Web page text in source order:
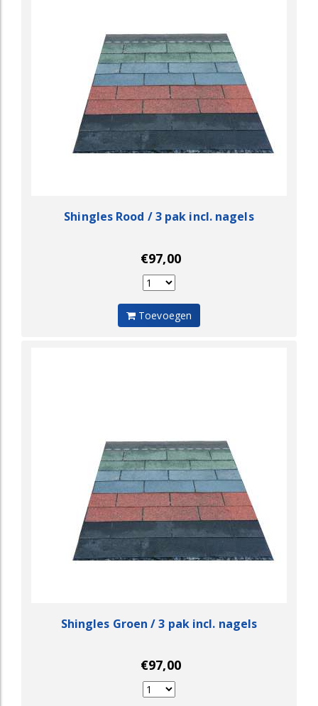
Shingles Rood / 3 pak incl. nagels
€97,00
Toevoegen
Shingles Groen / 3 pak incl. nagels
€97,00